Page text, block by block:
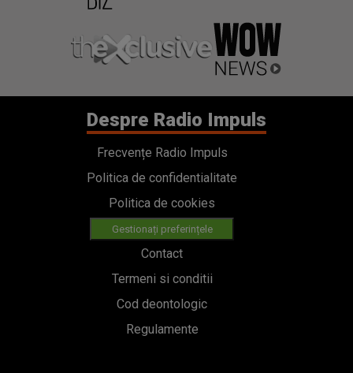
Despre Radio Impuls
Frecvențe Radio Impuls
Politica de confidentialitate
Politica de cookies
Gestionați preferințele
Contact
Termeni si conditii
Cod deontologic
Regulamente